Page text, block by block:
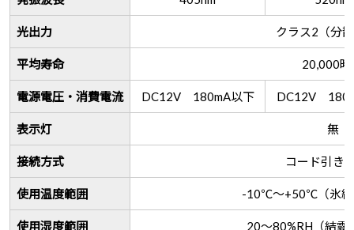
光出力 クラス2（分
平均寿命 20,000時
電源電圧・消費電流 DC12V 180mA以下 DC12V
表示灯 無
接続方式 コード引き
使用温度範囲 -10℃～+50℃（氷結
使用湿度範囲 20～80%RH（結露